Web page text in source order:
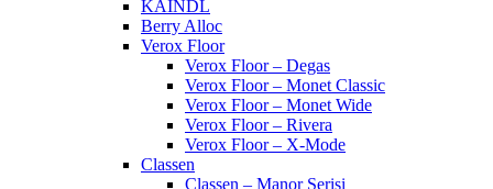
KAINDL
Berry Alloc
Verox Floor
Verox Floor – Degas
Verox Floor – Monet Classic
Verox Floor – Monet Wide
Verox Floor – Rivera
Verox Floor – X-Mode
Classen
Classen – Manor Serisi